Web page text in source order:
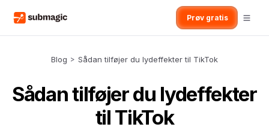
Prøv gratis
Blog > Sådan tilføjer du lydeffekter til TikTok
Sådan tilføjer du lydeffekter
til TikTok